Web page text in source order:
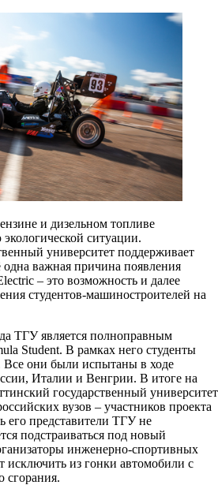
и дизельном топливе
ситуации.
университет поддерживает
важная причина появления
– это возможность и далее
студентов-машиностроителей на
ТГУ является полноправным
Student. В рамках него студенты
Все они были испытаны в ходе
Италии и Венгрии. В итоге на
государственный университет
вузов – участников проекта
его представители ТГУ не
подстраиваться под новый
инженерно-спортивных
исключить из гонки автомобили с
сгорания.